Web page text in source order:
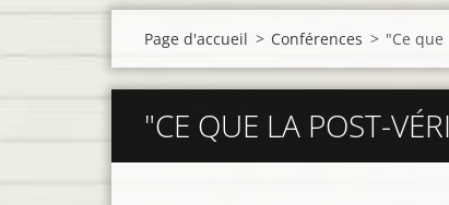
Page d'accueil > Conférences > "Ce
"CE QUE LA POST-